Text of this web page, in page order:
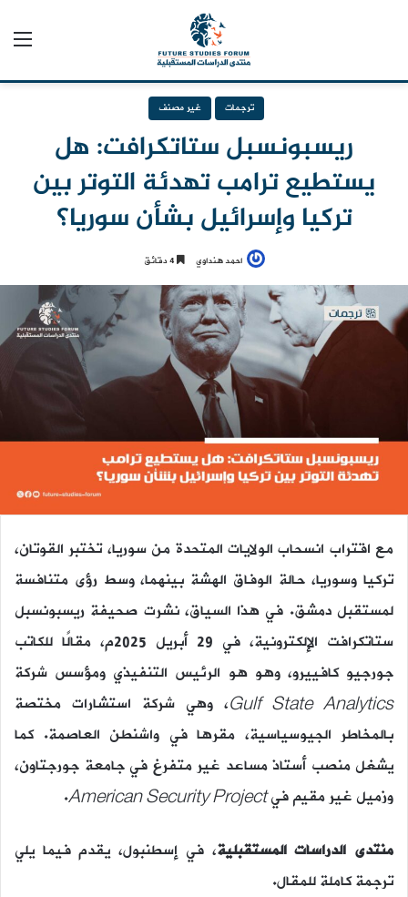
ترجمات غير مصنف
ريسبونسبل ستاتكرافت: هل
يستطيع ترامب تهدئة التوتر بين
تركيا وإسرائيل بشأن سوريا؟
احمد هنداوي
مع اقتراب انسحاب الولايات المتحدة من سوريا، تختبر القوتان،
تركيا وسوريا، حالة الوفاق الهشة بينهما، وسط رؤى متنافسة
لمستقبل دمشق. في هذا السياق، نشرت صحيفة ريسبونسبل
ستاتكرافت الإلكترونية، في 29 أبريل 2025م، مقالًا للكاتب
جورجيو كافييرو، وهو هو الرئيس التنفيذي ومؤسس شركة
Gulf State Analytics، وهي شركة استشارات مختصة
بالمخاطر الجيوسياسية، مقرها في واشنطن العاصمة. كما
يشغل منصب أستاذ مساعد غير متفرغ في جامعة جورجتاون،
وزميل غير مقيم فيAmerican Security Project
.
منتدى الدراسات المستقبلية، في إسطنبول، يقدم فيما يلي
ترجمة كاملة للمقال.